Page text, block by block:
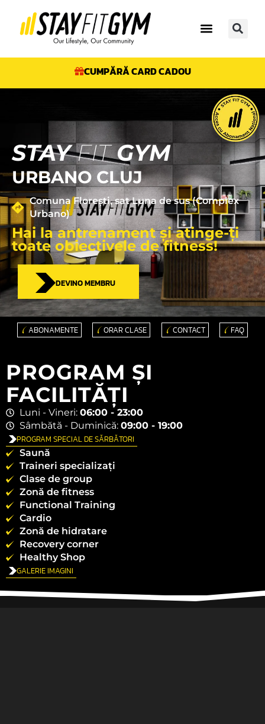
CUMPĂRĂ CARD CADOU
STAYFITGYM
URBANO CLUJ
Comuna Florești, sat Luna de sus (Complex
Urbano)
Hai la antrenament și atinge-ți
toate obiectivele de fitness!
DEVINO MEMBRU
ABONAMENTE ORAR CLASE CONTACT FAQ
PROGRAM ȘI
FACILITĂȚI
Luni - Vineri: 06:00 - 23:00
Sâmbătă - Duminică: 09:00 - 19:00
PROGRAM SPECIAL DE SĂRBĂTORI
Saună
Traineri specializați
Clase de group
Zonă de fitness
Functional Training
Cardio
Zonă de hidratare
Recovery corner
Healthy Shop
GALERIE IMAGINI